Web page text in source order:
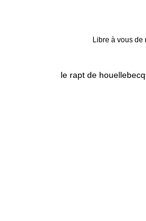
Libre à vous de
le rapt de